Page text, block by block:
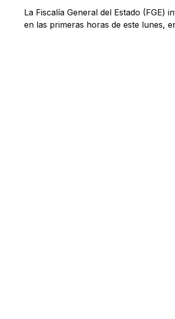
La Fiscalía General del Estado (FGE)
en las primeras horas de este lunes,